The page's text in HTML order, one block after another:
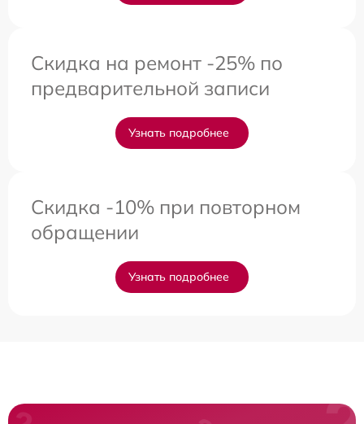
Скидка на ремонт -25% по
предварительной записи
Узнать подробнее
Скидка -10% при повторном
обращении
Узнать подробнее